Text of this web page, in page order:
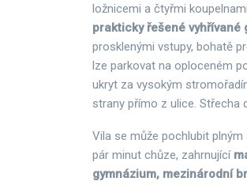
ložnicemi a čtyřmi
prakticky řešené vyhřívané
prosklenými vstupy, bohatě
lze parkovat na oploceném
ukryt za vysokým
strany přímo z ulice. Střecha
Vila se může pochlubit
pár minut chůze, zahrnující
gymnázium, mezinárodní